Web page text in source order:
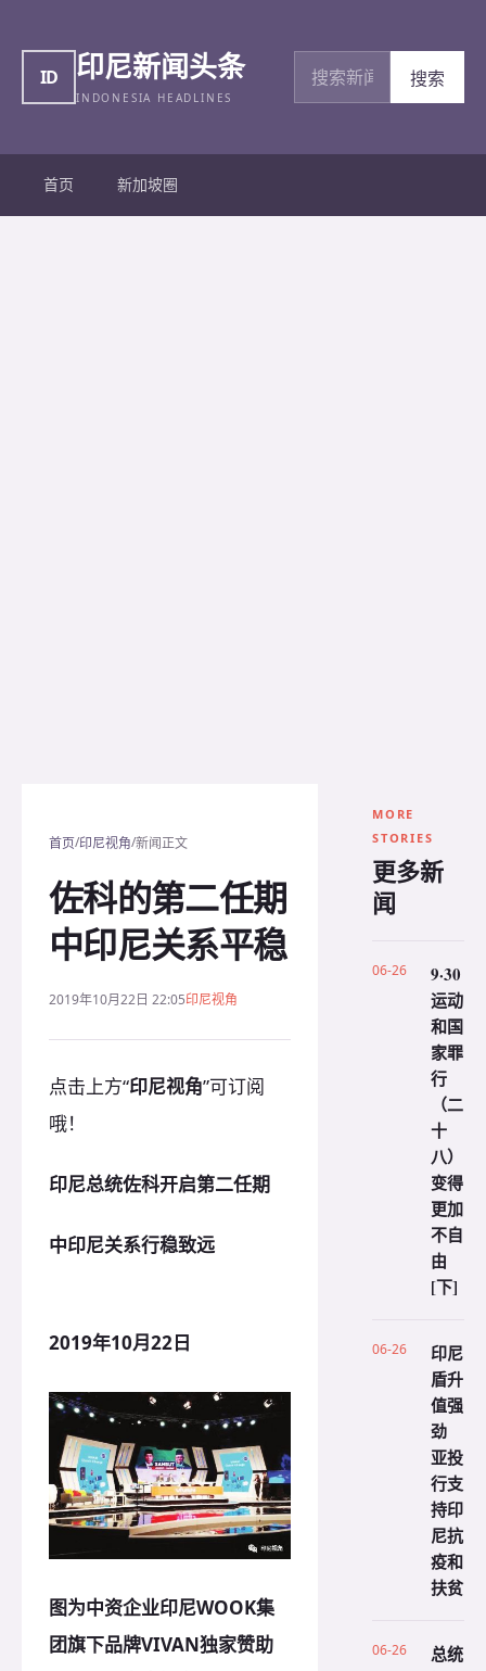
ID 印尼新闻头条
INDONESIA HEADLINES
搜索新闻
搜索
首页 新加坡圈
首页/印尼视角/新闻正文
佐科的第二任期
中印尼关系平稳
2019年10月22日 22:05印尼视角
点击上方“印尼视角”可订阅
哦！
印尼总统佐科开启第二任期
中印尼关系行稳致远
2019年10月22日
图为中资企业印尼WOOK集
团旗下品牌VIVAN独家赞助
MORE
STORIES
更多新
闻
06-26
9·30
运动
和国
家罪
行
（二
十
八）
变得
更加
不自
由
[下]
06-26
印尼
盾升
值强
劲
亚投
行支
持印
尼抗
疫和
扶贫
06-26
总统